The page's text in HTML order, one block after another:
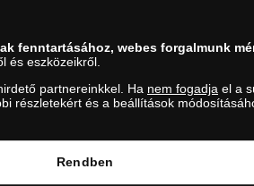
Hivatal Nemesfémvizsgáló és Hitelesítő Hatóság
fenntartásához, webes forgalmunk
és eszközeikről.
partnereinkkel. Ha nem fogadja el a
részletekért és a beállítások
Rendben